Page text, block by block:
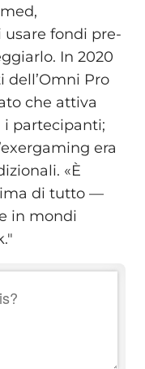
fondi pre-
In 2020
Pro
che attiva
i partecipanti;
era
«È
di tutto —
in mondi